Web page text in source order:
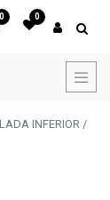
0 0
INFERIOR /